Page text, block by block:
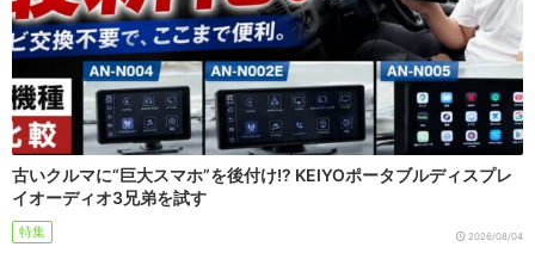
古いクルマに“巨大スマホ”を後付け!? KEIYOポータブルディスプレ
イオーディオ3兄弟を試す
特集 2026/08/04